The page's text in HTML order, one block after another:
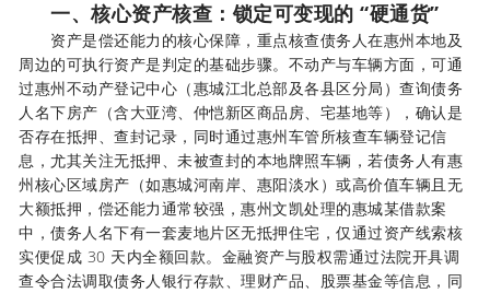
一、核心资产核查：锁定可变现的 “硬通货”
资产是偿还能力的核心保障，重点核查债务人在惠州本地及
周边的可执行资产是判定的基础步骤。不动产与车辆方面，可通
过惠州不动产登记中心（惠城江北总部及各县区分局）查询债务
人名下房产（含大亚湾、仲恺新区商品房、宅基地等），确认是
否存在抵押、查封记录，同时通过惠州车管所核查车辆登记信
息，尤其关注无抵押、未被查封的本地牌照车辆，若债务人有惠
州核心区域房产（如惠城河南岸、惠阳淡水）或高价值车辆且无
大额抵押，偿还能力通常较强，惠州文凯处理的惠城某借款案
中，债务人名下有一套麦地片区无抵押住宅，仅通过资产线索核
实便促成 30 天内全额回款。金融资产与股权需通过法院开具调
查令合法调取债务人银行存款、理财产品、股票基金等信息，同